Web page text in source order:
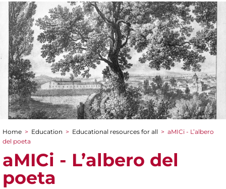
You are here
Home > Education > Educational resources for all > aMICi - L’albero
del poeta
aMICi - L’albero del
poeta